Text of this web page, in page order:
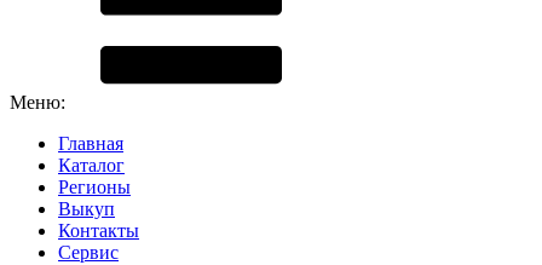
Меню:
Главная
Каталог
Регионы
Выкуп
Контакты
Сервис